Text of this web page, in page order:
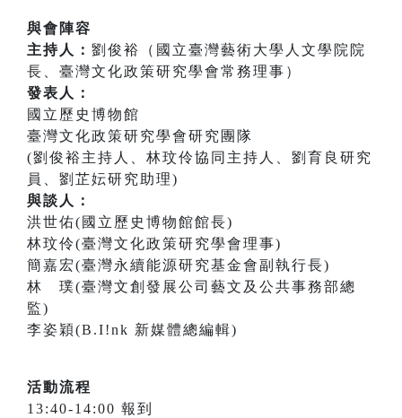
與會陣容
主持人： 劉俊裕（國立臺灣藝術大學人文學院院
長、臺灣文化政策研究學會常務理事）
發表人：
國立歷史博物館
臺灣文化政策研究學會研究團隊
(劉俊裕主持人、林玟伶協同主持人、劉育良研究
員、劉芷妘研究助理)
與談人：
洪世佑(國立歷史博物館館長)
林玟伶(臺灣文化政策研究學會理事)
簡嘉宏(臺灣永續能源研究基金會副執行長)
林 璞(臺灣文創發展公司藝文及公共事務部總
監)
李姿穎(B.I!nk 新媒體總編輯)
活動流程
13:40-14:00 報到